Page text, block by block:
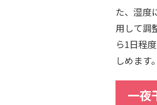
た、湿度
用して調
ら1日程
しめます。
一夜